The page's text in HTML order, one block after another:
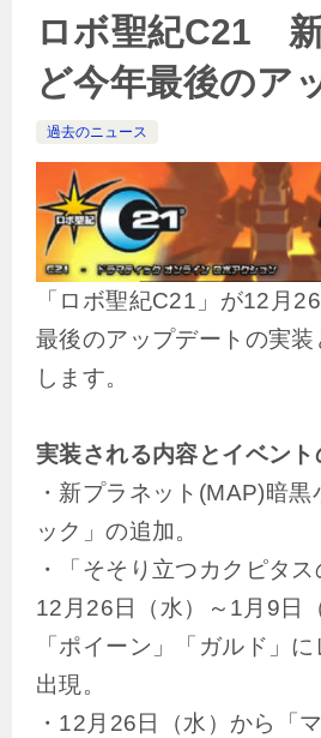
ロボ聖紀C21
ど今年最後のア
過去のニュース
「ロボ聖紀C21」が12月
最後のアップデートの実
します。
実装される内容とイベント
・新プラネット(MAP)暗
ック」の追加。
・「そそり立つカクピタ
12月26日（水）～1月9日
「ポイーン」「ガルド」
出現。
・12月26日（水）から「